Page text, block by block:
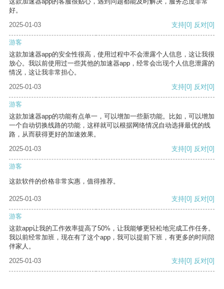
好。
2025-01-03
支持[0] 反对[0]
游客
这款加速器app的安全性很高，使用过程中不会泄露个人信息，这让我很
放心。我以前使用过一些其他的加速器app，经常会出现个人信息泄露的
情况，这让我非常担心。
2025-01-03
支持[0] 反对[0]
游客
这款加速器app的功能有点单一，可以增加一些新功能。比如，可以增加
一个自动切换线路的功能，这样就可以根据网络情况自动选择最优的线
路，从而获得更好的加速效果。
2025-01-03
支持[0] 反对[0]
游客
这款软件的价格非常实惠，值得推荐。
2025-01-03 支持[0] 反对[0]
游客
这款app让我的工作效率提高了50%，让我能够更轻松地完成工作任务。
我以前经常加班，现在有了这个app，我可以提前下班，有更多的时间陪
伴家人。
2025-01-03
支持[0] 反对[0]